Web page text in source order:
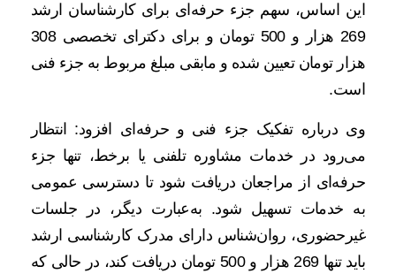
این اساس، سهم جزء حرفه‌ای برای کارشناسان ارشد
269 هزار و 500 تومان و برای دکترای تخصصی 308
هزار تومان تعیین شده و مابقی مبلغ مربوط به جزء فنی
است.
وی درباره تفکیک جزء فنی و حرفه‌ای افزود: انتظار
می‌رود در خدمات مشاوره تلفنی یا برخط، تنها جزء
حرفه‌ای از مراجعان دریافت شود تا دسترسی عمومی
به خدمات تسهیل شود. به‌عبارت دیگر، در جلسات
غیرحضوری، روان‌شناس دارای مدرک کارشناسی ارشد
باید تنها 269 هزار و 500 تومان دریافت کند، در حالی که